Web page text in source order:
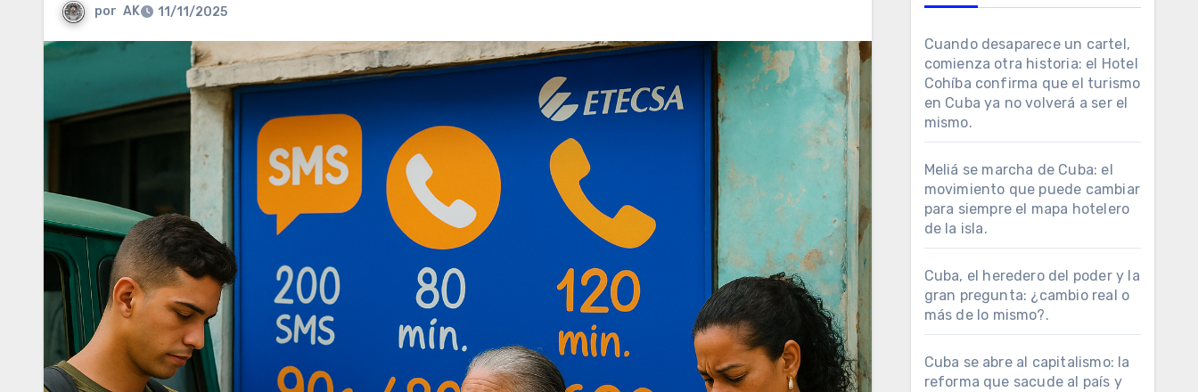
por AK 11/11/2025
Cuando desaparece un cartel,
comienza otra historia: el Hotel
Cohíba confirma que el turismo
en Cuba ya no volverá a ser el
mismo.
Meliá se marcha de Cuba: el
movimiento que puede cambiar
para siempre el mapa hotelero
de la isla.
Cuba, el heredero del poder y la
gran pregunta: ¿cambio real o
más de lo mismo?.
Cuba se abre al capitalismo: la
reforma que sacude al país y